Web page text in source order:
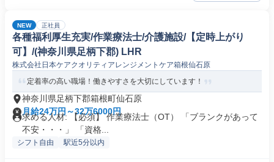
NEW 正社員
各種福利厚生充実/作業療法士/介護施設/【定時上がり
可】/(神奈川県足柄下郡) LHR
株式会社日本ケアクオリティアレンジメントケア箱根仙石原
定着率の高い職場！働きやすさを大切にしています！
神奈川県足柄下郡箱根町仙石原
月給24万円～32万6000円
求める人材: 【必須】 作業療法士（OT） 「ブランクがあって
不安・・・」 「資格...
シフト自由 駅近5分以内